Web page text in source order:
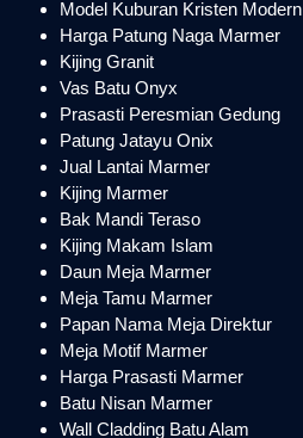
Model Kuburan Kristen Modern
Harga Patung Naga Marmer
Kijing Granit
Vas Batu Onyx
Prasasti Peresmian Gedung
Patung Jatayu Onix
Jual Lantai Marmer
Kijing Marmer
Bak Mandi Teraso
Kijing Makam Islam
Daun Meja Marmer
Meja Tamu Marmer
Papan Nama Meja Direktur
Meja Motif Marmer
Harga Prasasti Marmer
Batu Nisan Marmer
Wall Cladding Batu Alam